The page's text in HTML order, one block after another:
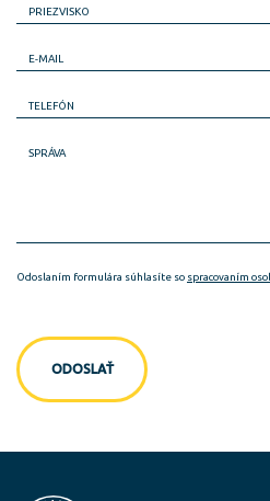
PRIEZVISKO
E-MAIL
TELEFÓN
SPRÁVA
Odoslaním formulára súhlasíte so spracovaním
ODOSLAŤ